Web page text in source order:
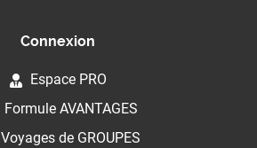
Connexion
Espace PRO
Formule AVANTAGES
Voyages de GROUPES